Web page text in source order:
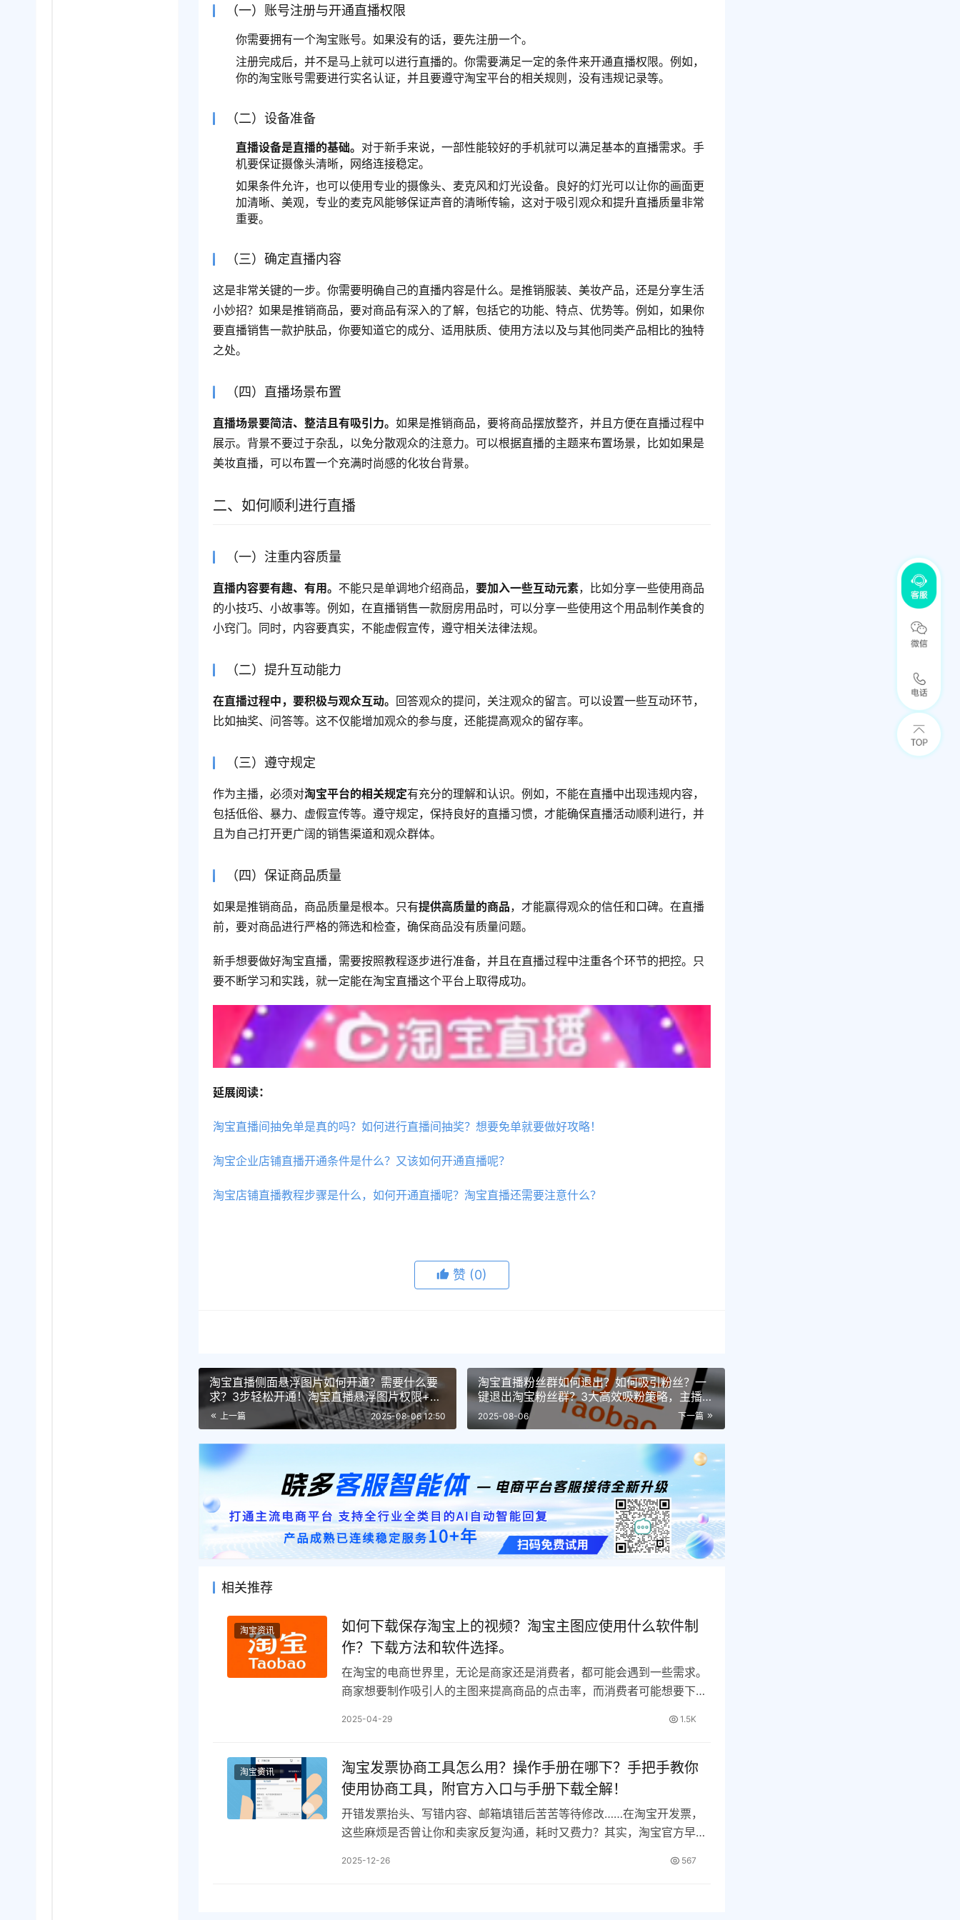
（一）账号注册与开通直播权限
你需要拥有一个淘宝账号。如果没有的话，要先注册一个。
注册完成后，并不是马上就可以进行直播的。你需要满足一定的条件来开通直播权限。例如，
你的淘宝账号需要进行实名认证，并且要遵守淘宝平台的相关规则，没有违规记录等。
（二）设备准备
直播设备是直播的基础。 对于新手来说，一部性能较好的手机就可以满足基本的直播需求。手
机要保证摄像头清晰，网络连接稳定。
如果条件允许，也可以使用专业的摄像头、麦克风和灯光设备。良好的灯光可以让你的画面更
加清晰、美观，专业的麦克风能够保证声音的清晰传输，这对于吸引观众和提升直播质量非常
重要。
（三）确定直播内容
这是非常关键的一步。你需要明确自己的直播内容是什么。是推销服装、美妆产品，还是分享生活
小妙招？如果是推销商品，要对商品有深入的了解，包括它的功能、特点、优势等。例如，如果你
要直播销售一款护肤品，你要知道它的成分、适用肤质、使用方法以及与其他同类产品相比的独特
之处。
（四）直播场景布置
直播场景要简洁、整洁且有吸引力。如果是推销商品，要将商品摆放整齐，并且方便在直播过程中
展示。背景不要过于杂乱，以免分散观众的注意力。可以根据直播的主题来布置场景，比如如果是
美妆直播，可以布置一个充满时尚感的化妆台背景。
二、如何顺利进行直播
（一）注重内容质量
直播内容要有趣、有用。 不能只是单调地介绍商品，要加入一些互动元素，比如分享一些使用商品
的小技巧、小故事等。例如，在直播销售一款厨房用品时，可以分享一些使用这个用品制作美食的
小窍门。同时，内容要真实，不能虚假宣传，遵守相关法律法规。
（二）提升互动能力
在直播过程中，要积极与观众互动。 回答观众的提问，关注观众的留言。可以设置一些互动环节，
比如抽奖、问答等。这不仅能增加观众的参与度，还能提高观众的留存率。
（三）遵守规定
作为主播，必须对淘宝平台的相关规定有充分的理解和认识。例如，不能在直播中出现违规内容，
包括低俗、暴力、虚假宣传等。遵守规定，保持良好的直播习惯，才能确保直播活动顺利进行，并
且为自己打开更广阔的销售渠道和观众群体。
（四）保证商品质量
如果是推销商品，商品质量是根本。只有提供高质量的商品，才能赢得观众的信任和口碑。在直播
前，要对商品进行严格的筛选和检查，确保商品没有质量问题。
新手想要做好淘宝直播，需要按照教程逐步进行准备，并且在直播过程中注重各个环节的把控。只
要不断学习和实践，就一定能在淘宝直播这个平台上取得成功。
延展阅读：
淘宝直播间抽免单是真的吗？如何进行直播间抽奖？想要免单就要做好攻略！
淘宝企业店铺直播开通条件是什么？又该如何开通直播呢？
淘宝店铺直播教程步骤是什么，如何开通直播呢？淘宝直播还需要注意什么？
赞 (0)
淘宝直播侧面悬浮图片如何开通？需要什么要
求？3步轻松开通！淘宝直播悬浮图片权限+制
作要求全攻略！
上一篇 2025-08-06 12:50
淘宝直播粉丝群如何退出？如何吸引粉丝？一
键退出淘宝粉丝群？3大高效吸粉策略，主播必
学！淘宝直播粉丝群如何退出？如何吸引粉
丝？
下一篇
2025-08-06
相关推荐
淘宝资讯
如何下载保存淘宝上的视频？淘宝主图应使用什么软件制
作？下载方法和软件选择。
在淘宝的电商世界里，无论是商家还是消费者，都可能会遇到一些需求。
商家想要制作吸引人的主图来提高商品的点击率，而消费者可能想要下载
2025-04-29 1.5K
淘宝资讯
淘宝发票协商工具怎么用？操作手册在哪下？手把手教你
使用协商工具，附官方入口与手册下载全解！
开错发票抬头、写错内容、邮箱填错后苦苦等待修改……在淘宝开发票，
这些麻烦是否曾让你和卖家反复沟通，耗时又费力？其实，淘宝官方早已
2025-12-26 567